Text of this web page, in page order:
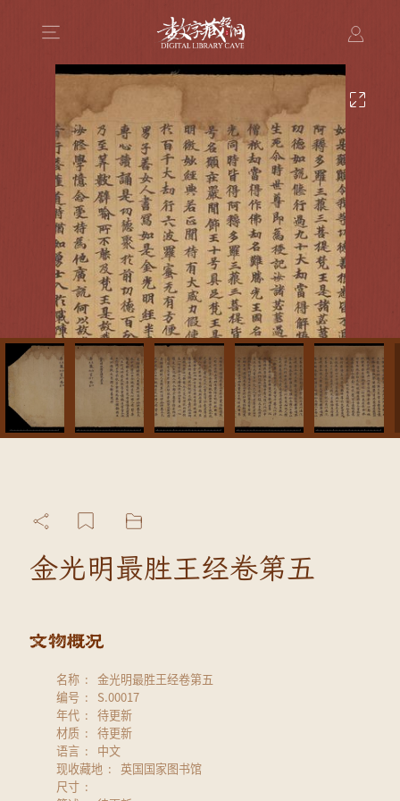
金光明最胜王经卷第五
名称
金光明最胜王经卷第五
编号
S.00017
年代
待更新
材质
待更新
语言
中文
现收藏地
英国国家图书馆
尺寸